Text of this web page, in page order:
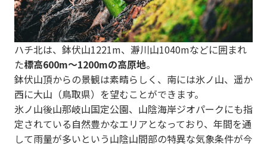
vi
o
u
s
xt
ハチ北は、鉢伏山1221m、瀞川山1040mなどに囲まれ
た標高600m～1200mの高原地。
鉢伏山頂からの景観は素晴らしく、南には氷ノ山、遥か
西に大山（鳥取県）を望むことができます。
氷ノ山後山那岐山国定公園、山陰海岸ジオパークにも指
定されている自然豊かなエリアとなっており、年間を通
して雨量が多いという山陰山間部の特異な気象条件が今